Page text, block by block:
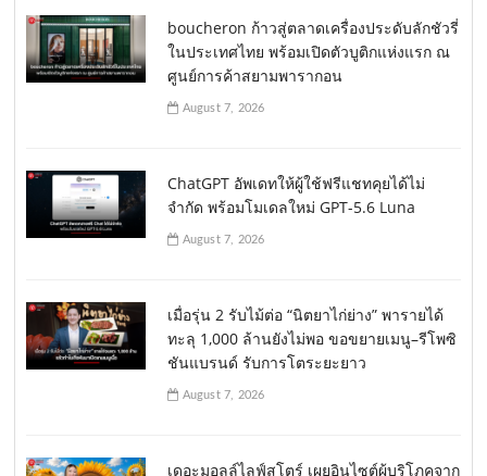
boucheron ก้าวสู่ตลาดเครื่องประดับลักชัวรี่
ในประเทศไทย พร้อมเปิดตัวบูติกแห่งแรก ณ
ศูนย์การค้าสยามพารากอน
August 7, 2026
ChatGPT อัพเดทให้ผู้ใช้ฟรีแชทคุยได้ไม่
จำกัด พร้อมโมเดลใหม่ GPT-5.6 Luna
August 7, 2026
เมื่อรุ่น 2 รับไม้ต่อ “นิตยาไก่ย่าง” พารายได้
ทะลุ 1,000 ล้านยังไม่พอ ขอขยายเมนู–รีโพซิ
ชันแบรนด์ รับการโตระยะยาว
August 7, 2026
เดอะมอลล์ไลฟ์สโตร์ เผยอินไซต์ผู้บริโภคจาก